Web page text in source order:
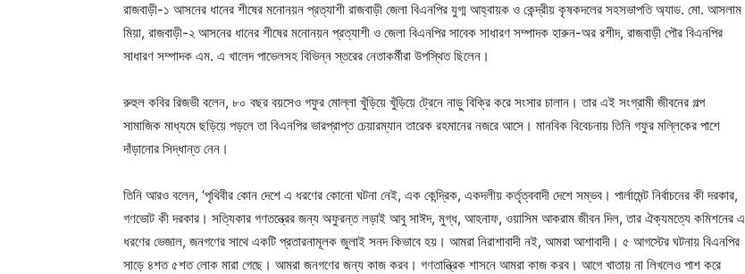
রাজবাড়ী-১ আসনের ধানের শীষের মনোনয়ন প্রত্যাশী রাজবাড়ী জেলা বিএনপির যুগ্ম আহ্বায়ক ও কেন্দ্রীয় কৃষকদলের সহসভাপতি অ্যাড. মো. আসলাম
মিয়া, রাজবাড়ী-২ আসনের ধানের শীষের মনোনয়ন প্রত্যাশী ও জেলা বিএনপির সাবেক সাধারণ সম্পাদক হারুন-অর রশীদ, রাজবাড়ী পৌর বিএনপির
সাধারণ সম্পাদক এম. এ খালেদ পাভেলসহ বিভিন্ন স্তরের নেতাকর্মীরা উপস্থিত ছিলেন।
রুহুল কবির রিজভী বলেন, ৮০ বছর বয়সেও গফুর মোল্লা খুঁড়িয়ে খুঁড়িয়ে ট্রেনে নাড়ু বিক্রি করে সংসার চালান। তার এই সংগ্রামী জীবনের গল্প
সামাজিক মাধ্যমে ছড়িয়ে পড়লে তা বিএনপির ভারপ্রাপ্ত চেয়ারম্যান তারেক রহমানের নজরে আসে। মানবিক বিবেচনায় তিনি গফুর মল্লিকের পাশে
দাঁড়ানোর সিদ্ধান্ত নেন।
তিনি আরও বলেন, ‘পৃথিবীর কোন দেশে এ ধরণের কোনো ঘটনা নেই, এক কেন্দ্রিক, একদলীয় কর্তৃত্ববাদী দেশে সম্ভব। পার্লামেন্ট নির্বাচনের কী দরকার,
গণভোট কী দরকার। সত্যিকার গণতন্ত্রের জন্য অফুরন্ত লড়াই আবু সাঈদ, মুগ্ধ, আহনাফ, ওয়াসিম আকরাম জীবন দিল, তার ঐক্যমত্যে কমিশনের এ
ধরণের ভেজাল, জনগণের সাথে একটি প্রতারনামূলক জুলাই সনদ কিভাবে হয়। আমরা নিরাশাবাদী নই, আমরা আশাবাদী। ৫ আগস্টের ঘটনায় বিএনপির
সাড়ে ৪শত ৫শত লোক মারা গেছে। আমরা জনগণের জন্য কাজ করব। গণতান্ত্রিক শাসনে আমরা কাজ করব। আগে খাতায় না লিখলেও পাশ করে